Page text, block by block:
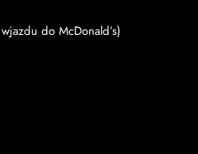
do McDonald’s)